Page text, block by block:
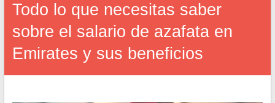
Todo lo que necesitas saber
sobre el salario de azafata en
Emirates y sus beneficios